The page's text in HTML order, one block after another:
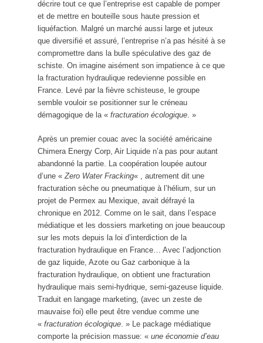
décrire tout ce que l’entreprise est capable de pomper
et de mettre en bouteille sous haute pression et
liquéfaction. Malgré un marché aussi large et juteux
que diversifié et assuré, l’entreprise n’a pas hésité à se
compromettre dans la bulle spéculative des gaz de
schiste. On imagine aisément son impatience à ce que
la fracturation hydraulique redevienne possible en
France. Levé par la fièvre schisteuse, le groupe
semble vouloir se positionner sur le créneau
démagogique de la « fracturation écologique . »
Après un premier couac avec la société américaine
Chimera Energy Corp, Air Liquide n’a pas pour autant
abandonné la partie. La coopération loupée autour
d’une « Zero Water Fracking« , autrement dit une
fracturation sèche ou pneumatique à l’hélium, sur un
projet de Permex au Mexique, avait défrayé la
chronique en 2012. Comme on le sait, dans l’espace
médiatique et les dossiers marketing on joue beaucoup
sur les mots depuis la loi d’interdiction de la
fracturation hydraulique en France… Avec l’adjonction
de gaz liquide, Azote ou Gaz carbonique à la
fracturation hydraulique, on obtient une fracturation
hydraulique mais semi-hydrique, semi-gazeuse liquide.
Traduit en langage marketing, (avec un zeste de
mauvaise foi) elle peut être vendue comme une
« fracturation écologique . » Le package médiatique
comporte la précision massue: « une économie d’eau